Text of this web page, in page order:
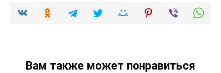
Вам также может понравиться